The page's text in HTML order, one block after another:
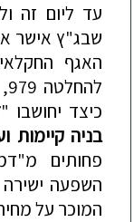
עד ליום זה
שבג"ץ אישר את
האגף
ל
כיצד יחושבו "
בניה קיימות
פחותים
השפעה
המוכר על